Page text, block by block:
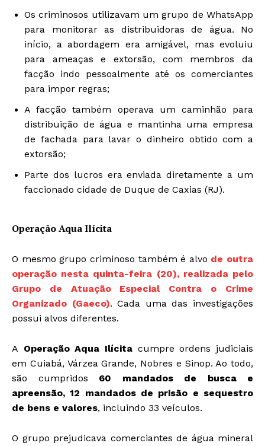
Os criminosos utilizavam um grupo de WhatsApp
para monitorar as distribuidoras de água. No
início, a abordagem era amigável, mas evoluiu
para ameaças e extorsão, com membros da
facção indo pessoalmente até os comerciantes
para impor regras;
A facção também operava um caminhão para
distribuição de água e mantinha uma empresa
de fachada para lavar o dinheiro obtido com a
extorsão;
Parte dos lucros era enviada diretamente a um
faccionado cidade de Duque de Caxias (RJ).
Operação Aqua Ilícita
O mesmo grupo criminoso também é alvo de outra
operação nesta quinta-feira (20), realizada pelo
Grupo de Atuação Especial Contra o Crime
Organizado (Gaeco). Cada uma das investigações
possui alvos diferentes.
A Operação Aqua Ilícita cumpre ordens judiciais
em Cuiabá, Várzea Grande, Nobres e Sinop. Ao todo,
são cumpridos 60 mandados de busca e
apreensão, 12 mandados de prisão e sequestro
de bens e valores, incluindo 33 veículos.
O grupo prejudicava comerciantes de água mineral